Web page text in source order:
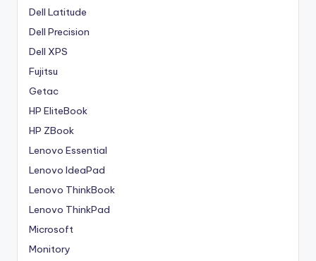
Dell Latitude
Dell Precision
Dell XPS
Fujitsu
Getac
HP EliteBook
HP ZBook
Lenovo Essential
Lenovo IdeaPad
Lenovo ThinkBook
Lenovo ThinkPad
Microsoft
Monitory